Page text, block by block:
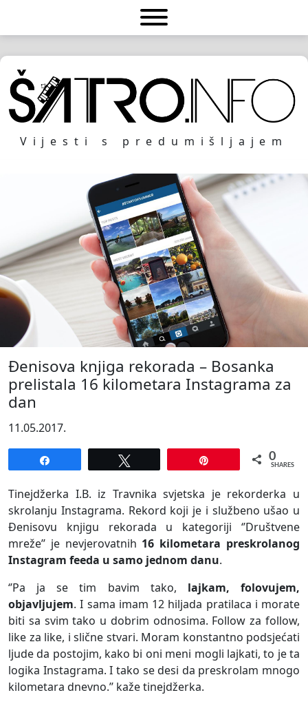
Vijesti s predumišljajem
Đenisova knjiga rekorada – Bosanka
prelistala 16 kilometara Instagrama za
dan
11.05.2017.
0
SHARES
Tinejdžerka I.B. iz Travnika svjetska je rekorderka u
skrolanju Instagrama. Rekord koji je i službeno ušao u
Đenisovu knjigu rekorada u kategoriji ‘’Društvene
mreže’’ je nevjerovatnih 16 kilometara preskrolanog
Instagram feeda u samo jednom danu.
‘’Pa ja se tim bavim tako, lajkam, folovujem,
objavljujem. I sama imam 12 hiljada pratilaca i morate
biti sa svim tako u dobrim odnosima. Follow za follow,
like za like, i slične stvari. Moram konstantno podsjećati
ljude da postojim, kako bi oni meni mogli lajkati, to je ta
logika Instagrama. I tako se desi da preskrolam mnogo
kilometara dnevno.’’ kaže tinejdžerka.